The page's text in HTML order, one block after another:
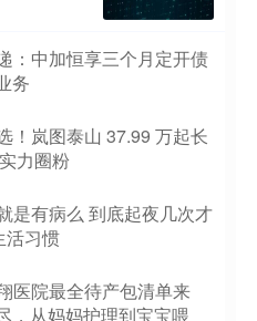
：中加恒享三个月定开债
务
！岚图泰山 37.99 万起长
力圈粉
是有病么 到底起夜几次才
活习惯
医院最全待产包清单来
，从妈妈护理到宝宝喂